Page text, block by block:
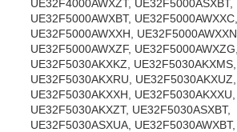
UE32F4000AWXZT, UE32F5000ASXBT,
UE32F5000AWXBT, UE32F5000AWXXC,
UE32F5000AWXXH, UE32F5000AWXXN,
UE32F5000AWXZF, UE32F5000AWXZG,
UE32F5030AKXKZ, UE32F5030AKXMS,
UE32F5030AKXRU, UE32F5030AKXUZ,
UE32F5030AKXXH, UE32F5030AKXXU,
UE32F5030AKXZT, UE32F5030ASXBT,
UE32F5030ASXUA, UE32F5030AWXBT,